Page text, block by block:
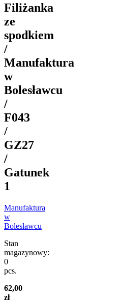
Filiżanka
ze
spodkiem
/
Manufaktura
w
Bolesławcu
/
F043
/
GZ27
/
Gatunek
1
Manufaktura
w
Bolesławcu
Stan
magazynowy:
0
pcs.
62,00
zł